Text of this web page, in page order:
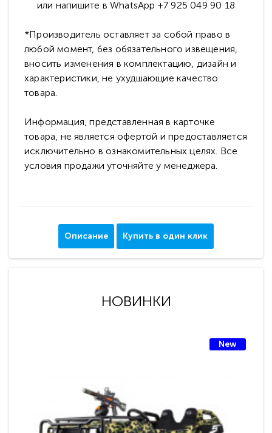
или напишите в WhatsApp +7 925 049 90 18
*Производитель оставляет за собой право в
любой момент, без обязательного извещения,
вносить изменения в комплектацию, дизайн и
характеристики, не ухудшающие качество
товара.
Информация, представленная в карточке
товара, не является офертой и предоставляется
исключительно в ознакомительных целях. Все
условия продажи уточняйте у менеджера.
Описание Купить в один клик
НОВИНКИ
New